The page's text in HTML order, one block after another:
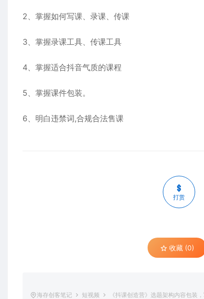
2、掌握如何写课、录课、传课
3、掌握录课工具、传课工具
4、掌握适合抖音气质的课程
5、掌握课件包装。
6、明白违禁词,合规合法售课
打赏
收藏 (0)
海存创客笔记 短视频 《抖课创造营》选题架构内容包装